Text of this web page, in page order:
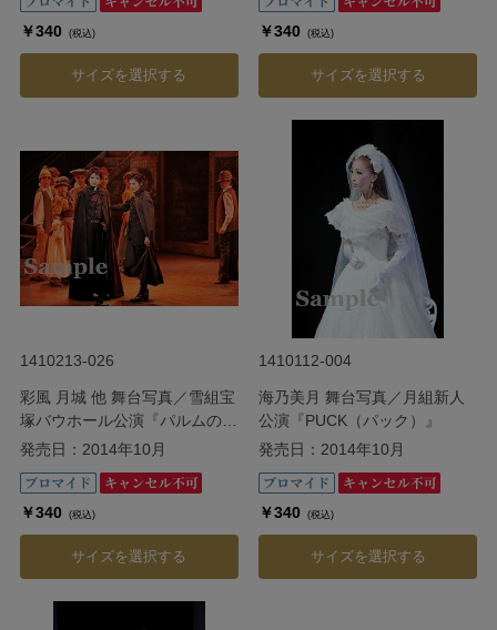
￥340 (税込)
サイズを選択する
￥340 (税込)
サイズを選択する
1410213-026
彩風 月城 他 舞台写真／雪組宝
塚バウホール公演『パルムの僧
院 ―美しき愛の囚人―』
発売日：2014年10月
￥340 (税込)
サイズを選択する
1410112-004
海乃美月 舞台写真／月組新人
公演『PUCK（パック）』
発売日：2014年10月
￥340 (税込)
サイズを選択する